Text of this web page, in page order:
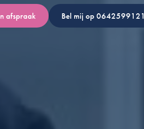
afspraak Bel mij op 0642599121